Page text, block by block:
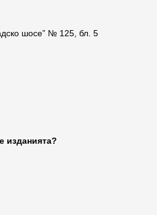
шосе” № 125, бл. 5
изданията?